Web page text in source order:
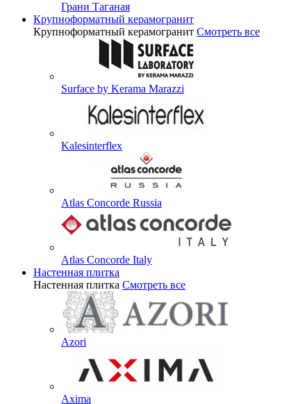
Грани Таганая
Крупноформатный керамогранит
Крупноформатный керамогранит Смотреть все
Surface by Kerama Marazzi
Kalesinterflex
Atlas Concorde Russia
Atlas Concorde Italy
Настенная плитка
Настенная плитка Смотреть все
Azori
Axima